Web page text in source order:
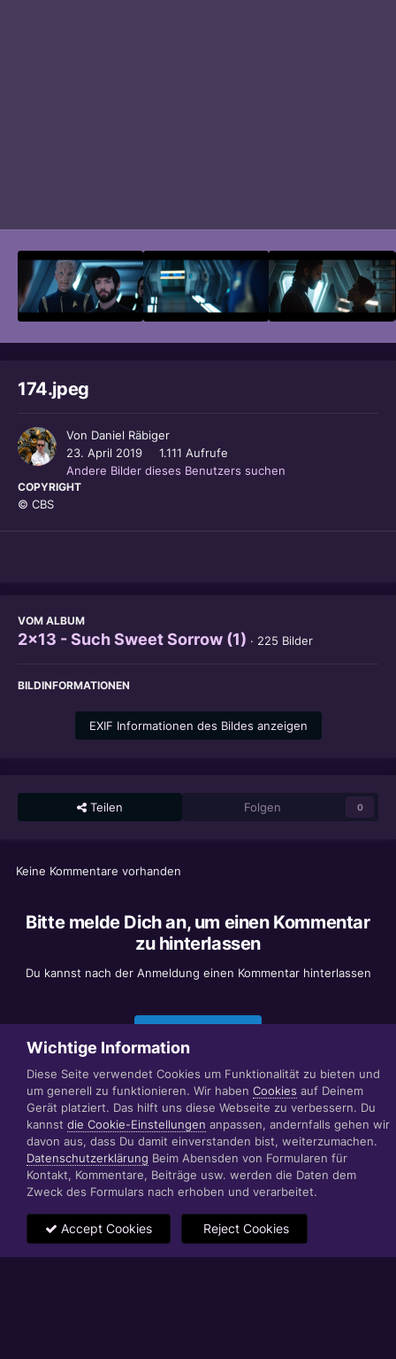
174.jpeg
Von Daniel Räbiger
23. April 2019
1.111 Aufrufe
Andere Bilder dieses Benutzers suchen
COPYRIGHT
© CBS
VOM ALBUM
2x13 - Such Sweet Sorrow (1) · 225 Bilder
BILDINFORMATIONEN
EXIF Informationen des Bildes anzeigen
Teilen Folgen 0
Keine Kommentare vorhanden
Bitte melde Dich an, um einen Kommentar
zu hinterlassen
Du kannst nach der Anmeldung einen Kommentar hinterlassen
Datenschutzerklärung Impressum
© 1999 - 2022 RÄBIGER IT|WEB|VIDEO|CONSULTING
www.raebiger.pro
Powered by Invision Community
Wichtige Information
Diese Seite verwendet Cookies um Funktionalität zu bieten und
um generell zu funktionieren. Wir haben Cookies auf Deinem
Gerät platziert. Das hilft uns diese Webseite zu verbessern. Du
kannst die Cookie-Einstellungen anpassen, andernfalls gehen wir
davon aus, dass Du damit einverstanden bist, weiterzumachen.
Datenschutzerklärung Beim Abensden von Formularen für
Kontakt, Kommentare, Beiträge usw. werden die Daten dem
Zweck des Formulars nach erhoben und verarbeitet.
Accept Cookies Reject Cookies